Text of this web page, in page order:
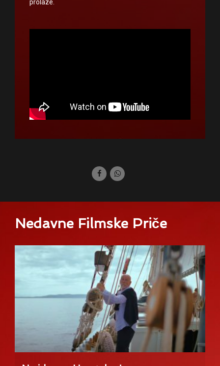
prolaze.
Nedavne Filmske Priče